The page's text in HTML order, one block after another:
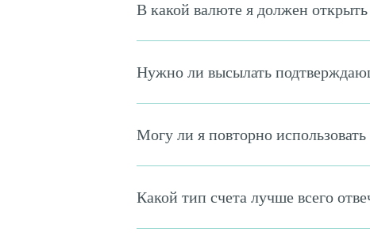
В какой валюте я должен открыть
Нужно ли высылать
Могу ли я повторно
Какой тип счета лучше всего